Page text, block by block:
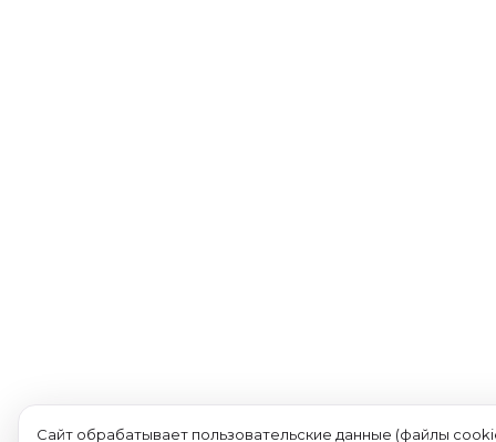
Сайт обрабатывает пользовательские данные (файлы